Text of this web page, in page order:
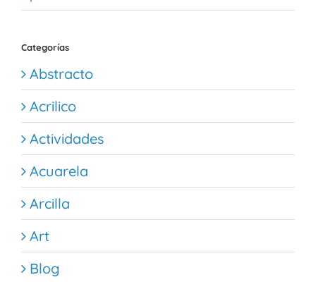
Categorías
Abstracto
Acrilico
Actividades
Acuarela
Arcilla
Art
Blog